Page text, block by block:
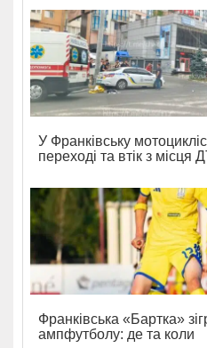
У Франківську
переході та втік з
Франківська «Бартка»
ампфутболу: де та коли